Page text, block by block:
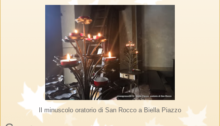
Il minuscolo oratorio di San Rocco a Biella Piazzo